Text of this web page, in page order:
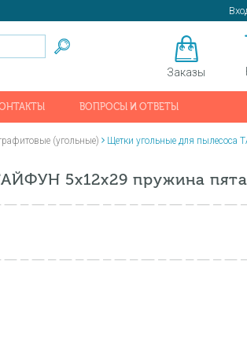
Заказы
ВОПРОСЫ И ОТВЕТЫ
(угольные)
Щетки угольные для пылесоса
5х12х29 пружина